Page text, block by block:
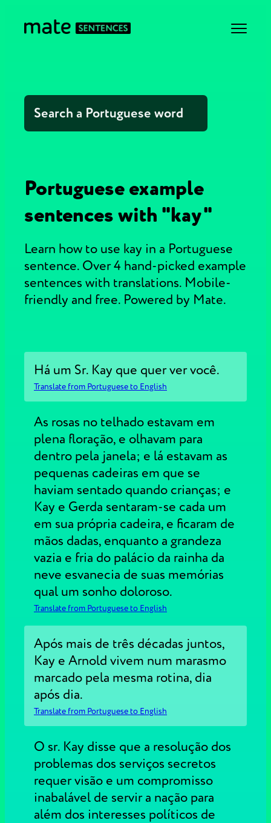
Portuguese example
sentences with "kay"
Learn how to use kay in a Portuguese
sentence. Over 4 hand-picked example
sentences with translations. Mobile-
friendly and free. Powered by Mate.
Há um Sr. Kay que quer ver você.
Translate from Portuguese to English
As rosas no telhado estavam em
plena floração, e olhavam para
dentro pela janela; e lá estavam as
pequenas cadeiras em que se
haviam sentado quando crianças; e
Kay e Gerda sentaram-se cada um
em sua própria cadeira, e ficaram de
mãos dadas, enquanto a grandeza
vazia e fria do palácio da rainha da
neve esvanecia de suas memórias
qual um sonho doloroso.
Translate from Portuguese to English
Após mais de três décadas juntos,
Kay e Arnold vivem num marasmo
marcado pela mesma rotina, dia
após dia.
Translate from Portuguese to English
O sr. Kay disse que a resolução dos
problemas dos serviços secretos
requer visão e um compromisso
inabalável de servir a nação para
além dos interesses políticos de